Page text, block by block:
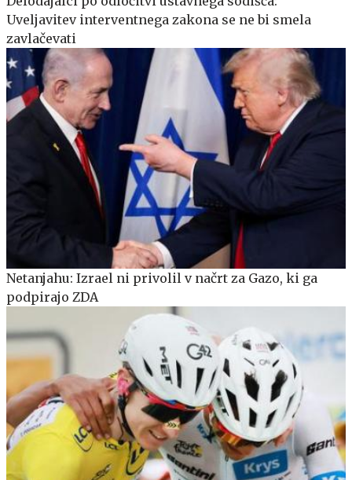
Uveljavitev interventnega zakona se ne bi smela
zavlačevati
Netanjahu: Izrael ni privolil v načrt za Gazo, ki ga
podpirajo ZDA